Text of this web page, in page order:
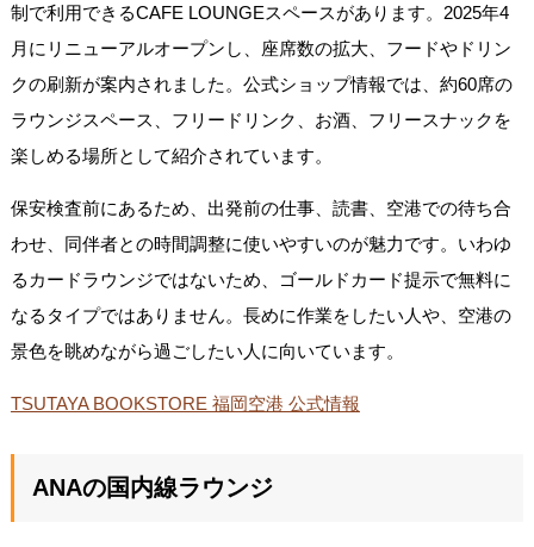
制で利用できるCAFE LOUNGEスペースがあります。2025年4
月にリニューアルオープンし、座席数の拡大、フードやドリン
クの刷新が案内されました。公式ショップ情報では、約60席の
ラウンジスペース、フリードリンク、お酒、フリースナックを
楽しめる場所として紹介されています。
保安検査前にあるため、出発前の仕事、読書、空港での待ち合
わせ、同伴者との時間調整に使いやすいのが魅力です。いわゆ
るカードラウンジではないため、ゴールドカード提示で無料に
なるタイプではありません。長めに作業をしたい人や、空港の
景色を眺めながら過ごしたい人に向いています。
TSUTAYA BOOKSTORE 福岡空港 公式情報
ANAの国内線ラウンジ